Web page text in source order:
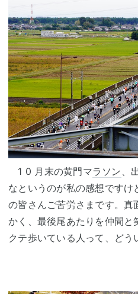
1 0 月末の黄門マラソン 、
なというのが私の感想ですけ
の皆さんご苦労さまです。真
かく、最後尾あたりを仲間と
クテ歩いている人って、どう